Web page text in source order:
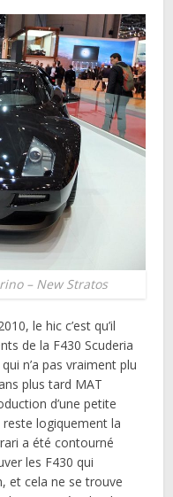
– New Stratos
le hic c’est qu’il
de la F430 Scuderia
n’a pas vraiment plu
plus tard MAT
d’une petite
reste logiquement la
a été contourné
les F430 qui
et cela ne se trouve